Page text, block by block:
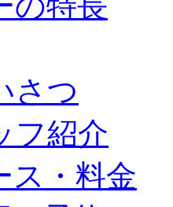
さつ
フ紹介
ス・料金